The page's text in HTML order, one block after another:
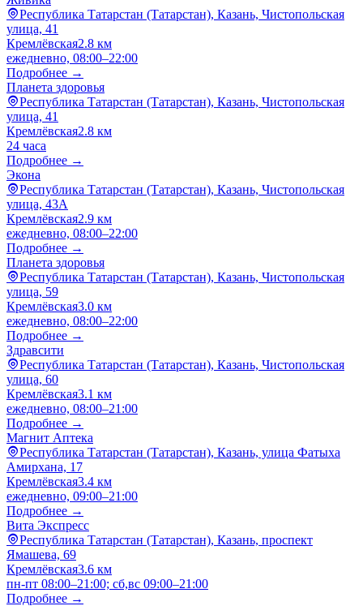
Республика Татарстан (Татарстан), Казань, Чистопольская
улица, 41
Кремлёвская2.8 км
ежедневно, 08:00–22:00
Подробнее →
Планета здоровья
Республика Татарстан (Татарстан), Казань, Чистопольская
улица, 41
Кремлёвская2.8 км
24 часа
Подробнее →
Экона
Республика Татарстан (Татарстан), Казань, Чистопольская
улица, 43А
Кремлёвская2.9 км
ежедневно, 08:00–22:00
Подробнее →
Планета здоровья
Республика Татарстан (Татарстан), Казань, Чистопольская
улица, 59
Кремлёвская3.0 км
ежедневно, 08:00–22:00
Подробнее →
Здравсити
Республика Татарстан (Татарстан), Казань, Чистопольская
улица, 60
Кремлёвская3.1 км
ежедневно, 08:00–21:00
Подробнее →
Магнит Аптека
Республика Татарстан (Татарстан), Казань, улица Фатыха
Амирхана, 17
Кремлёвская3.4 км
ежедневно, 09:00–21:00
Подробнее →
Вита Экспресс
Республика Татарстан (Татарстан), Казань, проспект
Ямашева, 69
Кремлёвская3.6 км
пн-пт 08:00–21:00; сб,вс 09:00–21:00
Подробнее →